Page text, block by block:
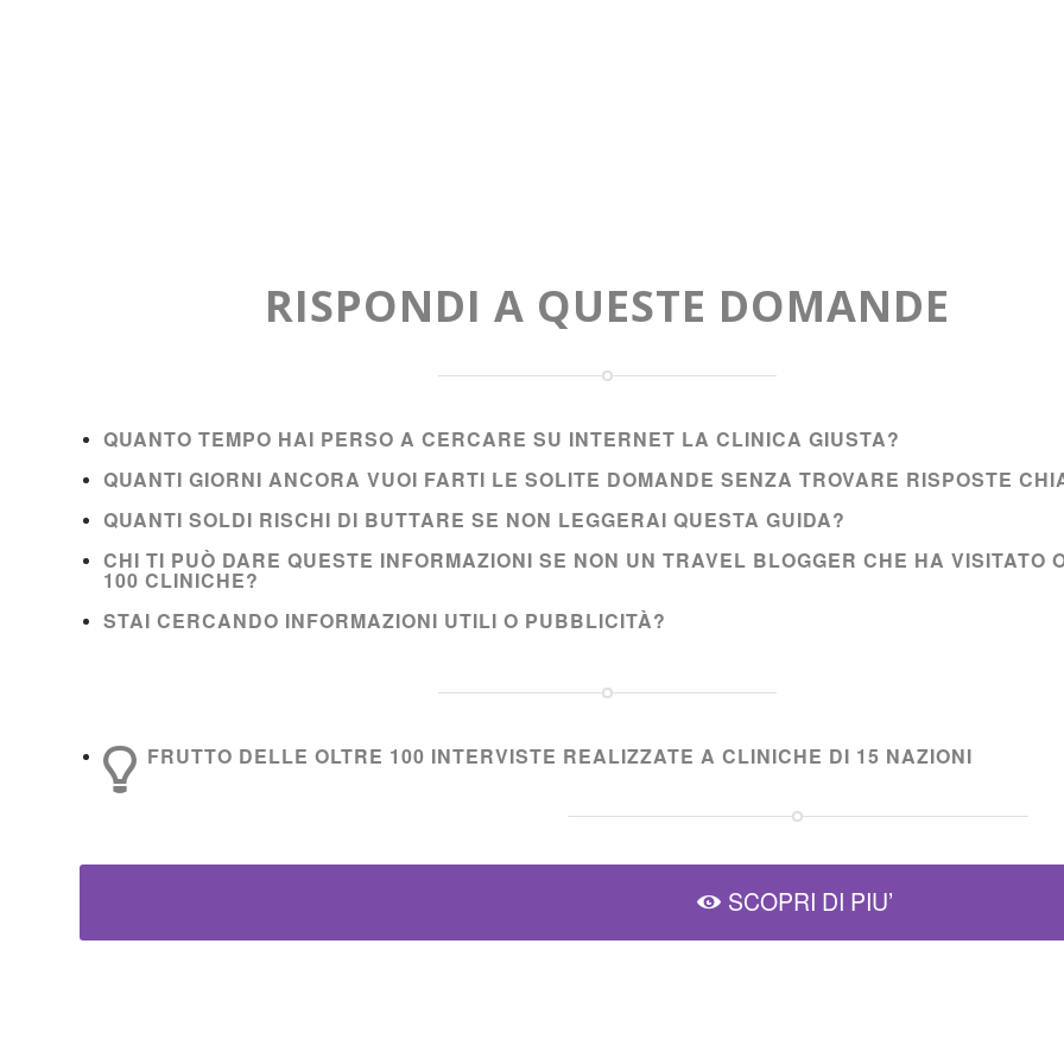
RISPONDI A QUESTE DOMANDE
QUANTO TEMPO HAI PERSO A CERCARE SU INTERNET LA CLINICA GIUSTA?
QUANTI GIORNI ANCORA VUOI FARTI LE SOLITE DOMANDE SENZA TROVARE RISPOSTE
QUANTI SOLDI RISCHI DI BUTTARE SE NON LEGGERAI QUESTA GUIDA?
CHI TI PUÒ DARE QUESTE INFORMAZIONI SE NON UN TRAVEL BLOGGER CHE HA VISITATO
100 CLINICHE?
STAI CERCANDO INFORMAZIONI UTILI O PUBBLICITÀ?
FRUTTO DELLE OLTRE 100 INTERVISTE REALIZZATE A CLINICHE DI 15 NAZIONI
SCOPRI DI PIU’